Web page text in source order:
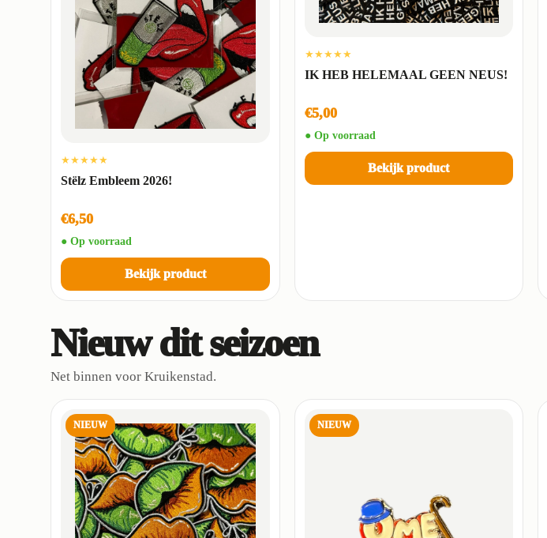
★★★★★
Stëlz Embleem 2026!
€6,50
● Op voorraad
Bekijk product
★★★★★
IK HEB HELEMAAL GEEN NEUS!
€5,00
● Op voorraad
Bekijk product
Nieuw dit seizoen
Net binnen voor Kruikenstad.
NIEUW NIEUW